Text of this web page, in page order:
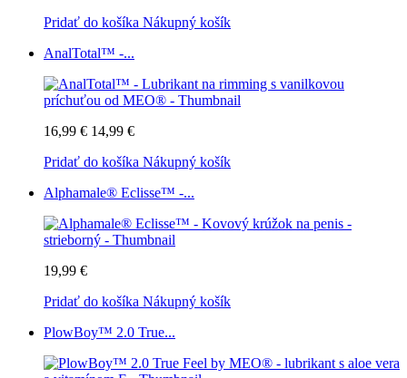
Pridať do košíka Nákupný košík
AnalTotal™ -...
16,99 € 14,99 €
Pridať do košíka Nákupný košík
Alphamale® Eclisse™ -...
19,99 €
Pridať do košíka Nákupný košík
PlowBoy™ 2.0 True...